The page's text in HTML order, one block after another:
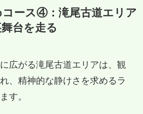
ース④：滝尾古道エリア
台を走る
広がる滝尾古道エリアは、観
、精神的な静けさを求めるラ
す。